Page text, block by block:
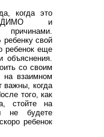
когда это
и
свой
ребенок еще
со своим
на взаимном
важны, когда
того, как
стойте на
будете
ребенок